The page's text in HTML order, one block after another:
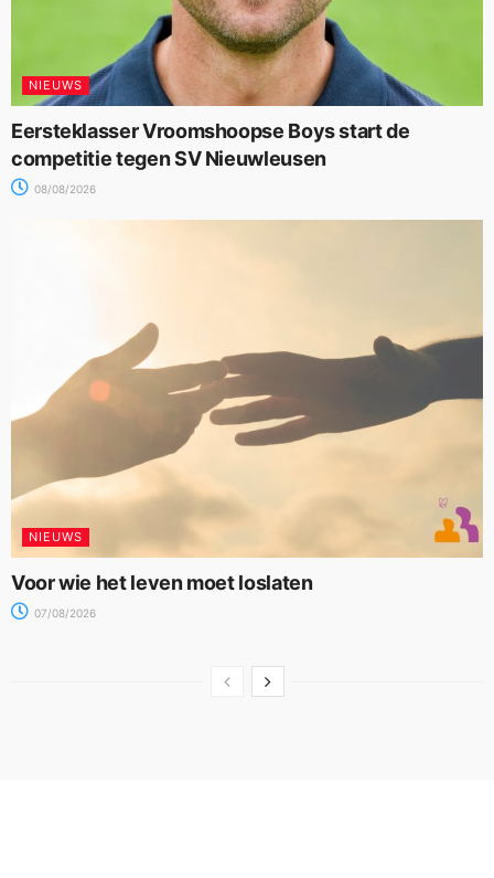
NIEUWS
Eersteklasser Vroomshoopse Boys start de
competitie tegen SV Nieuwleusen
08/08/2026
NIEUWS
Voor wie het leven moet loslaten
07/08/2026